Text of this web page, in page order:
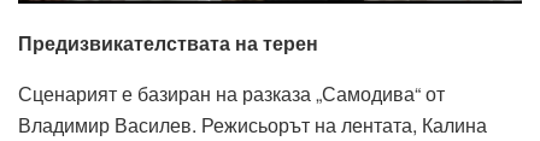
Предизвикателствата натерен
Сценарияте базиран на разказа„Самодива“от
Владимир Василев. Режисьорът налентата, Калина